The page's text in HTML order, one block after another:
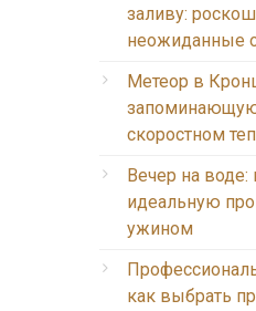
заливу:
неожиданные
Метеор в
скоростном
Вечер на воде:
идеальную
ужином
как выбрать